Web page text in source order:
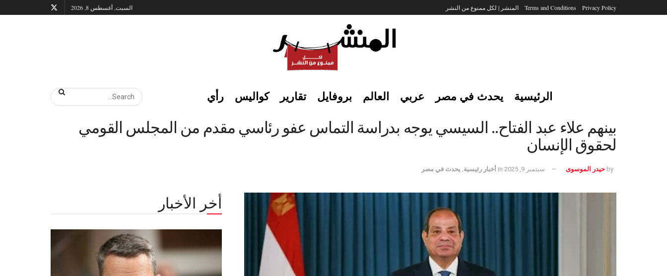
Privacy Policy
Terms and Conditions المنشر | لكل ممنوع من النشر السبت, أغسطس 8, 2026
الرئيسية يحدث في مصر عربي العالم بروفايل تقارير كواليس رأي
بينهم علاء عبد الفتاح.. السيسي يوجه بدراسة التماس عفو رئاسي مقدم من المجلس القومي
لحقوق الإنسان
by حيدر الموسوى سبتمبر 9, 2025 in أخبار رئيسية يحدث في مصر
أخر الأخبار